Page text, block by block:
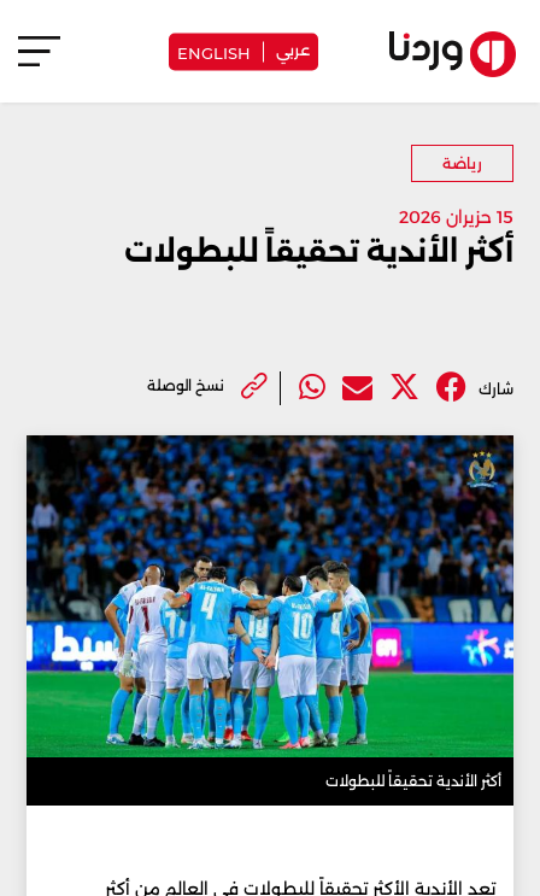
عربي ENGLISH
رياضة
15 حزيران 2026
أكثر الأندية تحقيقاً للبطولات
شارك نسخ الوصلة
أكثر الأندية تحقيقاً للبطولات
تعد الأندية الأكثر تحقيقاً للبطولات في العالم من أكثر